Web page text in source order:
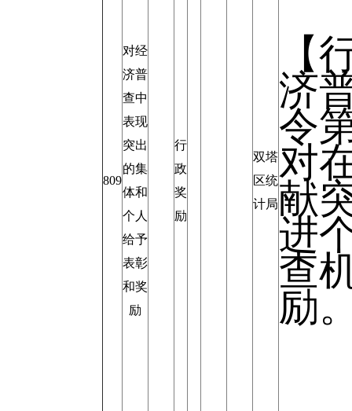
809
对经
济普
查中
表现
突出
的集
体和
个人
给予
表彰
和奖
励
行
政
奖
励
双塔
区统
计局
【
济
令
对
献
进
查
励